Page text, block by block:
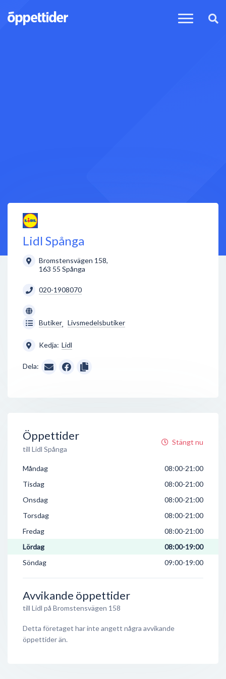
Lidl Spånga
Bromstensvägen 158,
163 55 Spånga
020-1908070
Butiker, Livsmedelsbutiker
Kedja: Lidl
Dela:
Öppettider
till Lidl Spånga
Stängt nu
Måndag
08:00-21:00
Tisdag
08:00-21:00
Onsdag
08:00-21:00
Torsdag
08:00-21:00
Fredag
08:00-21:00
Lördag
08:00-19:00
Söndag
09:00-19:00
Avvikande öppettider
till Lidl på Bromstensvägen 158
Detta företaget har inte angett några avvikande
öppettider än.